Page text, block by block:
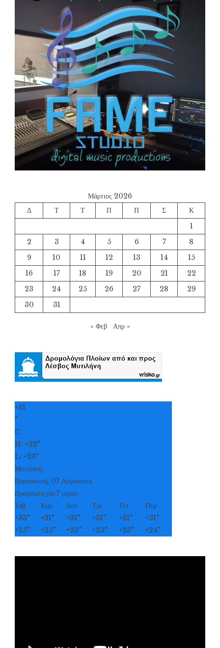
Μάρτιος 2026
Δ
Τ Τ Π Π Σ
Κ
1
2
3 4 5 6 7
8
9
10 11 12 13 14
15
16
17 18 19 20 21
22
23
24 25 26 27 28
29
30
31
« Φεβ Απρ »
+31
°
C
H: +32°
L: +23°
Μυτιλήνη
Παρασκευή, 07 Αύγουστος
Πρόγνωση για 7 μέρες
Σαβ
Κυρ Δευ Τρι Τετ
Πεμ
+33° +31° +31° +31° +31° +31°
+25° +25° +23° +23° +23° +24°